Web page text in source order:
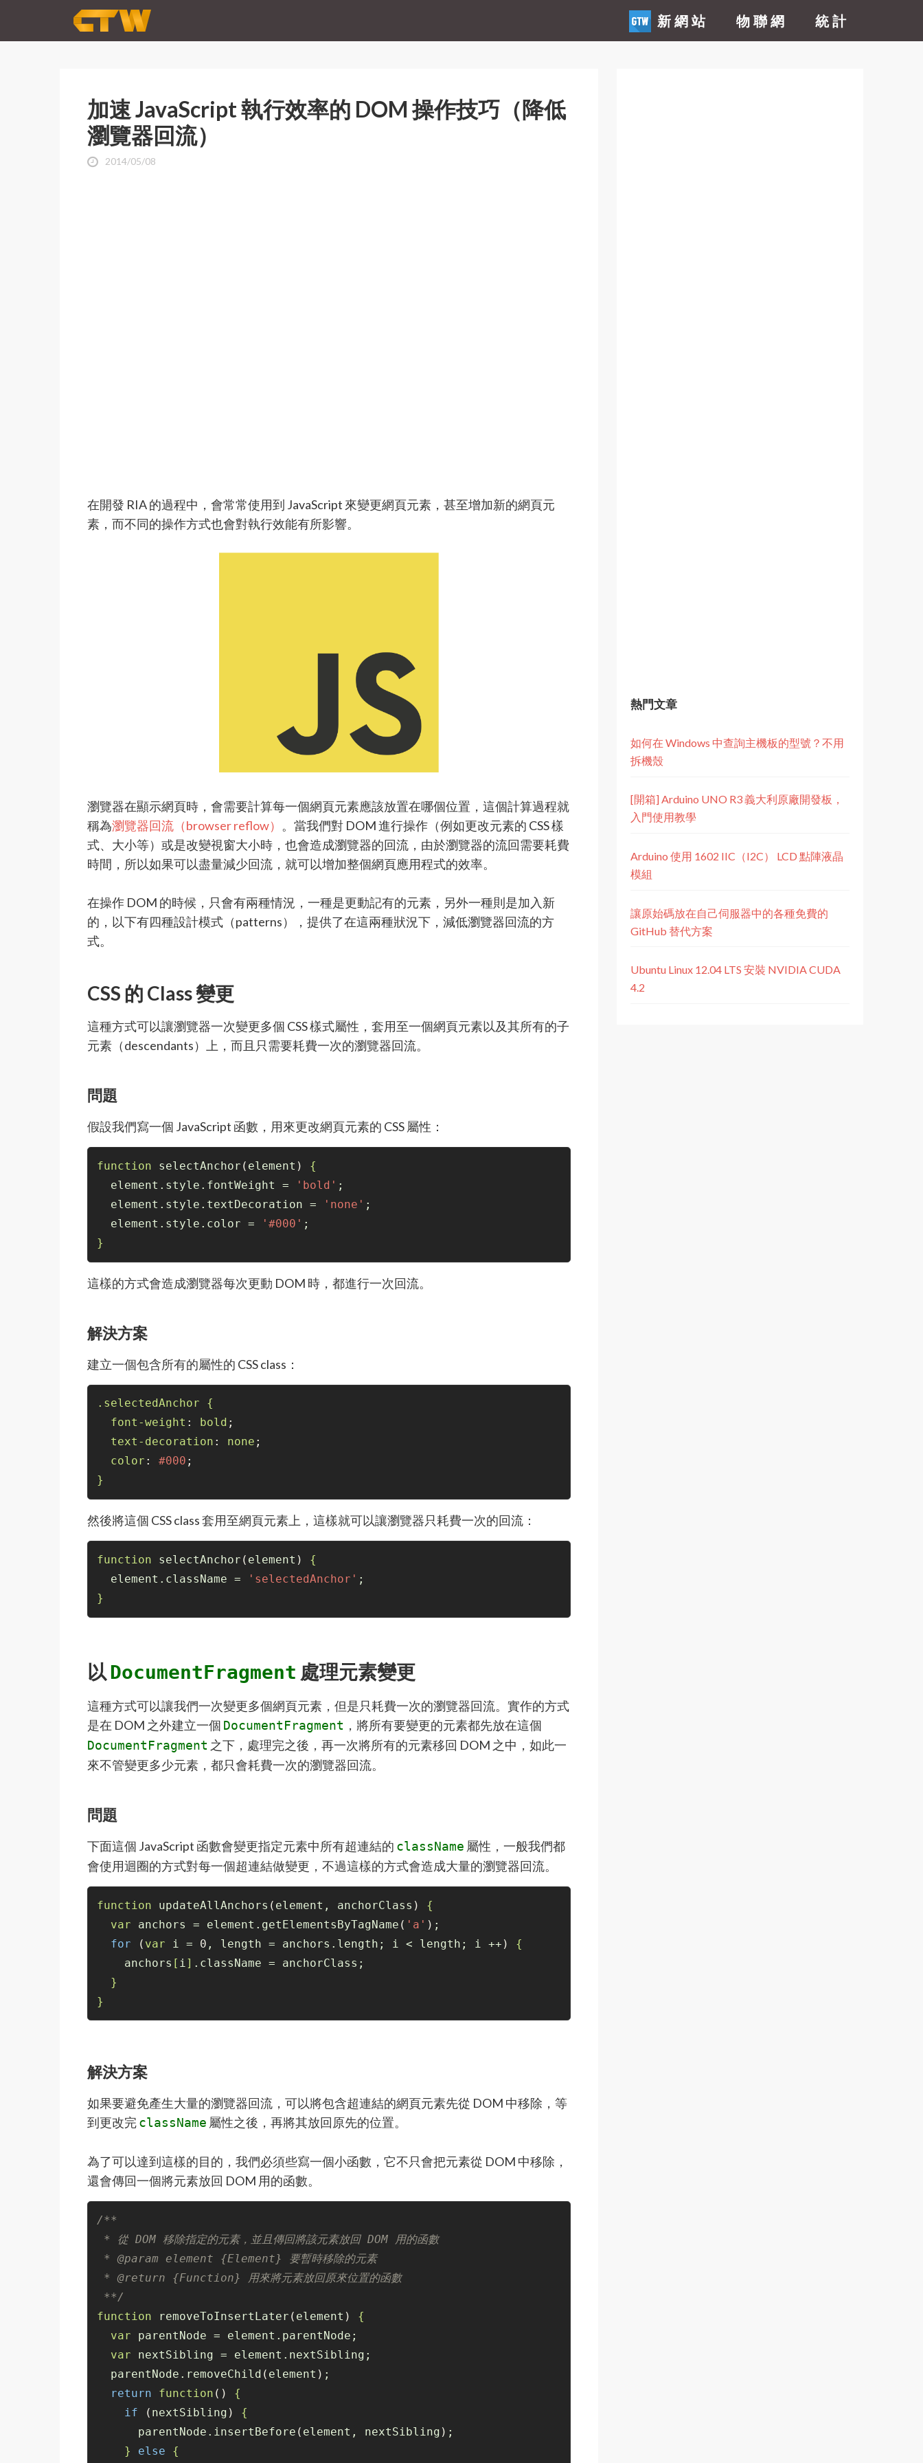
新網站 物聯網 統計
加速 JavaScript 執行效率的 DOM 操作技巧（降低
瀏覽器回流）
2014/05/08
在開發 RIA 的過程中，會常常使用到 JavaScript 來變更網頁元素，甚至增加新的網頁元
素，而不同的操作方式也會對執行效能有所影響。
瀏覽器在顯示網頁時，會需要計算每一個網頁元素應該放置在哪個位置，這個計算過程就
稱為瀏覽器回流（browser reflow） 。當我們對 DOM 進行操作（例如更改元素的 CSS 樣
式、大小等）或是改變視窗大小時，也會造成瀏覽器的回流，由於瀏覽器的流回需要耗費
時間，所以如果可以盡量減少回流，就可以增加整個網頁應用程式的效率。
在操作 DOM 的時候，只會有兩種情況，一種是更動記有的元素，另外一種則是加入新
的，以下有四種設計模式（patterns），提供了在這兩種狀況下，減低瀏覽器回流的方
式。
CSS 的 Class 變更
這種方式可以讓瀏覽器一次變更多個 CSS 樣式屬性，套用至一個網頁元素以及其所有的子
元素（descendants）上，而且只需要耗費一次的瀏覽器回流。
問題
假設我們寫一個 JavaScript 函數，用來更改網頁元素的 CSS 屬性：
function selectAnchor ( element )
{
  element.style.fontWeight =
'bold' ;
  element.style.textDecoration =
'none' ;
  element.style.color =
'#000' ;
}
這樣的方式會造成瀏覽器每次更動 DOM 時，都進行一次回流。
解決方案
建立一個包含所有的屬性的 CSS class：
.selectedAnchor
{
font-weight : bold ;
text-decoration : none ;
color : #000
}
然後將這個 CSS class 套用至網頁元素上，這樣就可以讓瀏覽器只耗費一次的回流：
function selectAnchor ( element )
{
  element.className =
'selectedAnchor' ;
}
以 DocumentFragment 處理元素變更
這種方式可以讓我們一次變更多個網頁元素，但是只耗費一次的瀏覽器回流。實作的方式
是在 DOM 之外建立一個 DocumentFragment ，將所有要變更的元素都先放在這個
DocumentFragment 之下，處理完之後，再一次將所有的元素移回 DOM 之中，如此一
來不管變更多少元素，都只會耗費一次的瀏覽器回流。
問題
下面這個 JavaScript 函數會變更指定元素中所有超連結的 className 屬性，一般我們都
會使用迴圈的方式對每一個超連結做變更，不過這樣的方式會造成大量的瀏覽器回流。
function updateAllAnchors ( element, anchorClass )
{
var anchors = element.getElementsByTagName ( 'a' ) ;
for
( var i = 0 , length = anchors.length; i < length; i ++ )
{
    anchors
[ i ] .className = anchorClass;
}
}
解決方案
如果要避免產生大量的瀏覽器回流，可以將包含超連結的網頁元素先從 DOM 中移除，等
到更改完className 屬性之後，再將其放回原先的位置。
為了可以達到這樣的目的，我們必須些寫一個小函數，它不只會把元素從 DOM 中移除，
還會傳回一個將元素放回 DOM 用的函數。
/**
* 從 DOM 移除指定的元素，並且傳回將該元素放回 DOM 用的函數
* @param element {Element} 要暫時移除的元素
* @return {Function} 用來將元素放回原來位置的函數
**/
function removeToInsertLater ( element )
{
var parentNode = element.parentNode;
var nextSibling = element.nextSibling;
  parentNode.removeChild
( element ) ;
return
function ()
{
if
( nextSibling )
{
      parentNode.insertBefore
( element, nextSibling ) ;
}
else {
熱門文章
如何在 Windows 中查詢主機板的型號？不用
拆機殼
[開箱] Arduino UNO R3 義大利原廠開發板，
入門使用教學
Arduino 使用 1602 IIC（I2C） LCD 點陣液晶
模組
讓原始碼放在自己伺服器中的各種免費的
GitHub 替代方案
Ubuntu Linux 12.04 LTS 安裝 NVIDIA CUDA
4.2